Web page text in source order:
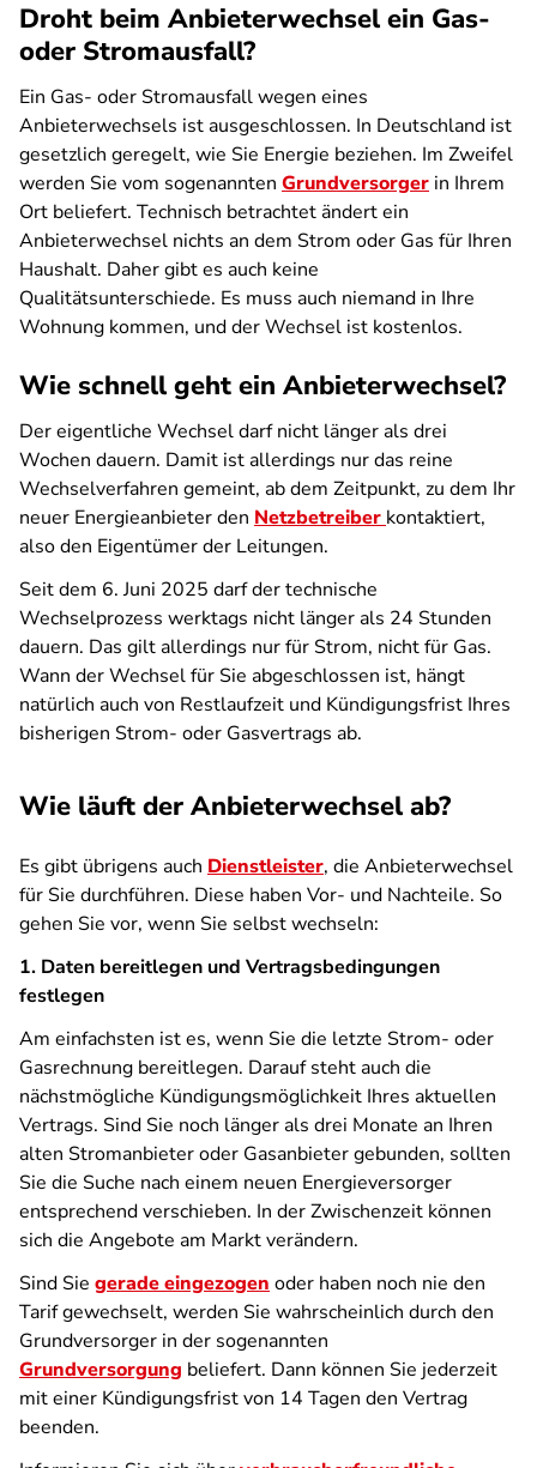
Droht beim Anbieterwechsel ein Gas-
oder Stromausfall?
Ein Gas- oder Stromausfall wegen eines
Anbieterwechsels ist ausgeschlossen. In Deutschland ist
gesetzlich geregelt, wie Sie Energie beziehen. Im Zweifel
werden Sie vom sogenannten Grundversorger in Ihrem
Ort beliefert. Technisch betrachtet ändert ein
Anbieterwechsel nichts an dem Strom oder Gas für Ihren
Haushalt. Daher gibt es auch keine
Qualitätsunterschiede. Es muss auch niemand in Ihre
Wohnung kommen, und der Wechsel ist kostenlos.
Wie schnell geht ein Anbieterwechsel?
Der eigentliche Wechsel darf nicht länger als drei
Wochen dauern. Damit ist allerdings nur das reine
Wechselverfahren gemeint, ab dem Zeitpunkt, zu dem Ihr
neuer Energieanbieter den Netzbetreiber kontaktiert,
also den Eigentümer der Leitungen.
Seit dem 6. Juni 2025 darf der technische
Wechselprozess werktags nicht länger als 24 Stunden
dauern. Das gilt allerdings nur für Strom, nicht für Gas.
Wann der Wechsel für Sie abgeschlossen ist, hängt
natürlich auch von Restlaufzeit und Kündigungsfrist Ihres
bisherigen Strom- oder Gasvertrags ab.
Wie läuft der Anbieterwechsel ab?
Es gibt übrigens auch Dienstleister, die Anbieterwechsel
für Sie durchführen. Diese haben Vor- und Nachteile. So
gehen Sie vor, wenn Sie selbst wechseln:
1. Daten bereitlegen und Vertragsbedingungen
festlegen
Am einfachsten ist es, wenn Sie die letzte Strom- oder
Gasrechnung bereitlegen. Darauf steht auch die
nächstmögliche Kündigungsmöglichkeit Ihres aktuellen
Vertrags. Sind Sie noch länger als drei Monate an Ihren
alten Stromanbieter oder Gasanbieter gebunden, sollten
Sie die Suche nach einem neuen Energieversorger
entsprechend verschieben. In der Zwischenzeit können
sich die Angebote am Markt verändern.
Sind Sie gerade eingezogen oder haben noch nie den
Tarif gewechselt, werden Sie wahrscheinlich durch den
Grundversorger in der sogenannten
Grundversorgung beliefert. Dann können Sie jederzeit
mit einer Kündigungsfrist von 14 Tagen den Vertrag
beenden.